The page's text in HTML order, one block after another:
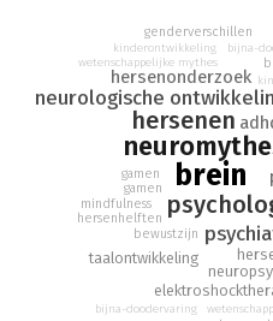
groot gevaar voor zichzelf of
Gelukkig niet, laat hoogleraar
van 'Het seniorenbrein' André
is nou hier verward?'.
weerlegt hij in zijn nieuwe
bovenkamer. Wie is hier nou
niemand meer.
brein
hersenen
neurologische
hersenonderzoek
taalontwikkeling
bewustzijn
wetenschappelijke mythes
gamen
kinderontwikkeling
genderverschillen
hersenhelften
bijna-
mindfulness
gamen
bijna-doodervaring